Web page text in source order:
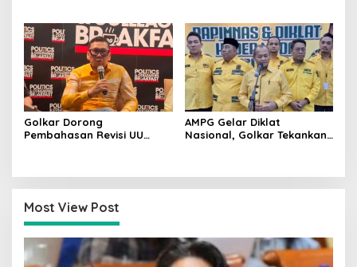
Hingga Industrialisasi dari
China
Golkar Dorong
Pembahasan Revisi UU
AMPG Gelar Diklat
Nasional, Golkar Tekankan
Most View Post